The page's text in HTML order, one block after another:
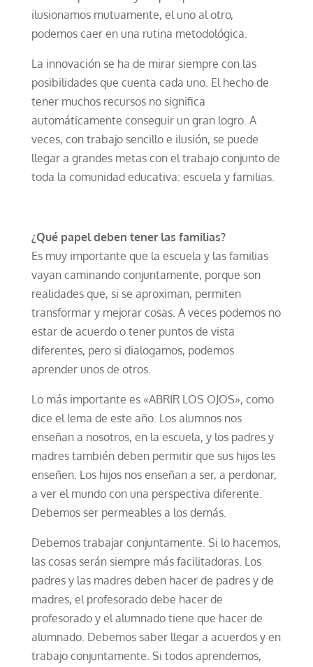
ilusionamos mutuamente, el uno al otro,
podemos caer en una rutina metodológica.
La innovación se ha de mirar siempre con las
posibilidades que cuenta cada uno. El hecho de
tener muchos recursos no significa
automáticamente conseguir un gran logro. A
veces, con trabajo sencillo e ilusión, se puede
llegar a grandes metas con el trabajo conjunto de
toda la comunidad educativa: escuela y familias.
¿Qué papel deben tener las familias?
Es muy importante que la escuela y las familias
vayan caminando conjuntamente, porque son
realidades que, si se aproximan, permiten
transformar y mejorar cosas. A veces podemos no
estar de acuerdo o tener puntos de vista
diferentes, pero si dialogamos, podemos
aprender unos de otros.
Lo más importante es «ABRIR LOS OJOS», como
dice el lema de este año. Los alumnos nos
enseñan a nosotros, en la escuela, y los padres y
madres también deben permitir que sus hijos les
enseñen. Los hijos nos enseñan a ser, a perdonar,
a ver el mundo con una perspectiva diferente.
Debemos ser permeables a los demás.
Debemos trabajar conjuntamente. Si lo hacemos,
las cosas serán siempre más facilitadoras. Los
padres y las madres deben hacer de padres y de
madres, el profesorado debe hacer de
profesorado y el alumnado tiene que hacer de
alumnado. Debemos saber llegar a acuerdos y en
trabajo conjuntamente. Si todos aprendemos,